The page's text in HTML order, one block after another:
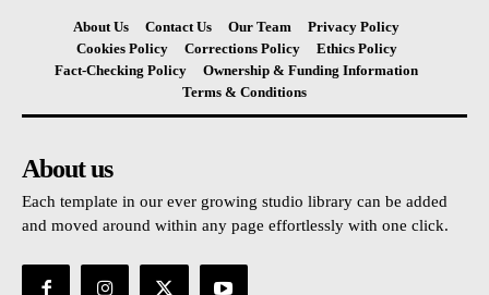
About Us Contact Us Our Team
Privacy Policy
Cookies Policy
Corrections Policy
Ethics Policy
Fact-Checking Policy
Ownership & Funding Information
Terms & Conditions
About us
Each template in our ever growing studio library can be added
and moved around within any page effortlessly with one click.